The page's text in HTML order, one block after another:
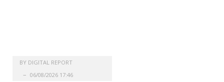
BY DIGITAL REPORT
06/08/2026 17:46